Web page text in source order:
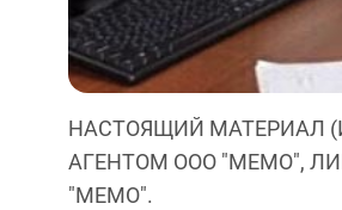
НАСТОЯЩИЙ МАТЕРИАЛ
АГЕНТОМ ООО "МЕМО",
"МЕМО".